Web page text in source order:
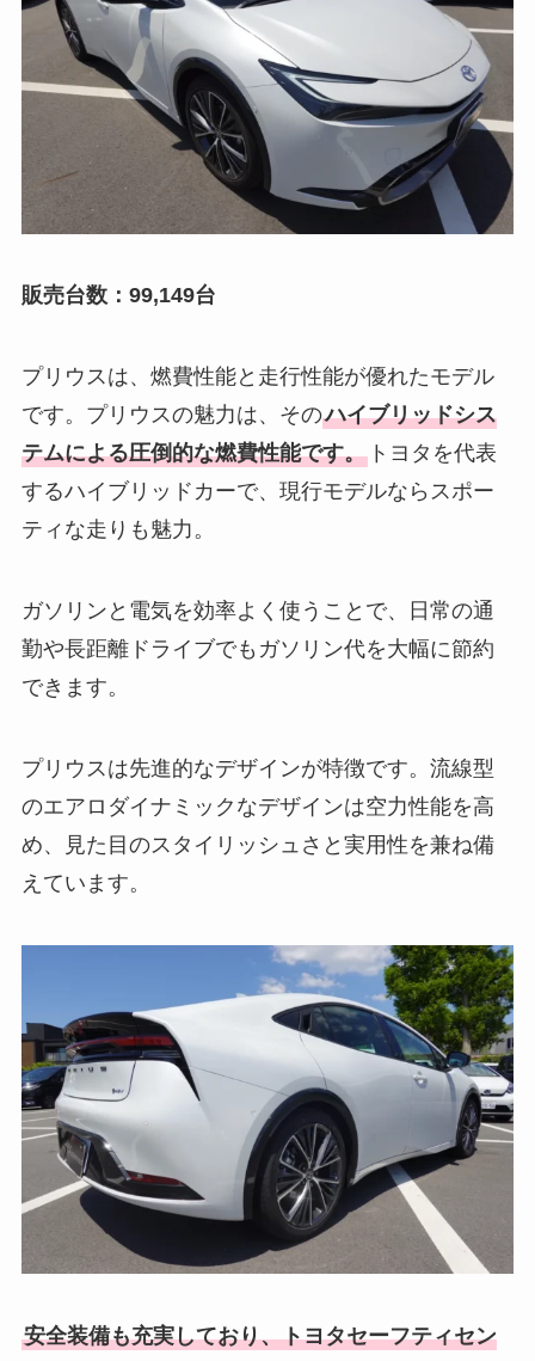
販売台数：99,149台
プリウスは、燃費性能と走行性能が優れたモデル
です。プリウスの魅力は、そのハイブリッドシス
テムによる圧倒的な燃費性能です。トヨタを代表
するハイブリッドカーで、現行モデルならスポー
ティな走りも魅力。
ガソリンと電気を効率よく使うことで、日常の通
勤や長距離ドライブでもガソリン代を大幅に節約
できます。
プリウスは先進的なデザインが特徴です。流線型
のエアロダイナミックなデザインは空力性能を高
め、見た目のスタイリッシュさと実用性を兼ね備
えています。
安全装備も充実しており、トヨタセーフティセン